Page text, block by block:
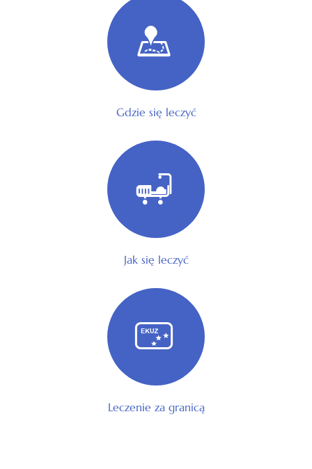
Gdzie się leczyć
Jak się leczyć
Leczenie za granicą